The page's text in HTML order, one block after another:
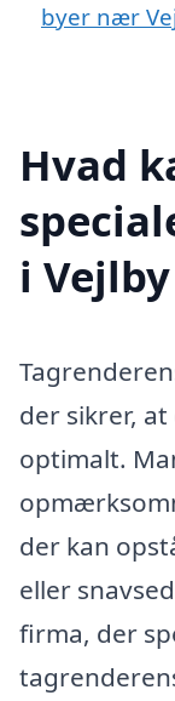
byer nær
Hvad
i
der sikrer,
optimalt.
der kan
eller
firma, der